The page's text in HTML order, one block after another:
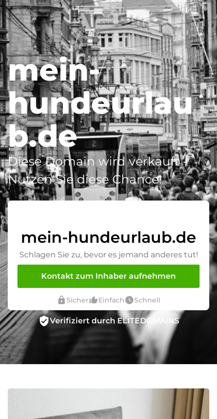
mein-
hundeurlau
b.de
Diese Domain wird verkauft -
Nutzen Sie diese Chance!
mein-hundeurlaub.de
Schlagen Sie zu, bevor es jemand anderes tut!
Kontakt zum Inhaber aufnehmen
lock Sicherthumb_up_altEinfachwatch_laterSchnell
verified_userVerifiziert durch ELITEDOMAINS